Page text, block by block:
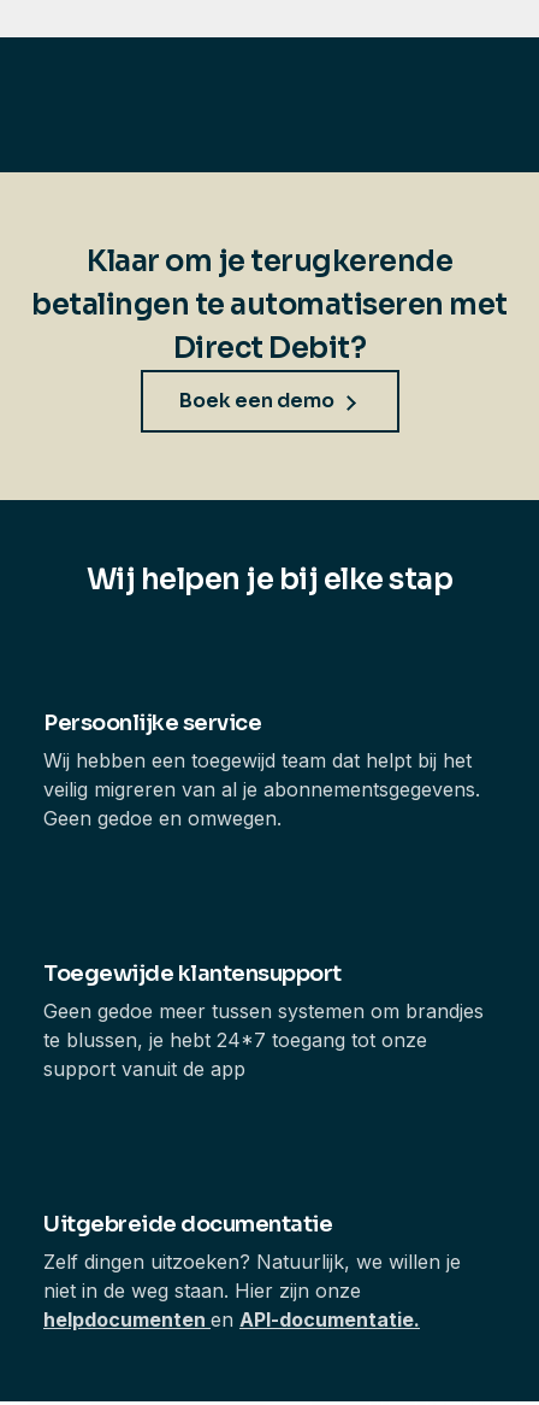
Klaar om je terugkerende
betalingen te automatiseren met
Direct Debit?
Boek een demo
Wij helpen je bij elke stap
Persoonlijke service
Wij hebben een toegewijd team dat helpt bij het
veilig migreren van al je abonnementsgegevens.
Geen gedoe en omwegen.
Toegewijde klantensupport
Geen gedoe meer tussen systemen om brandjes
te blussen, je hebt 24*7 toegang tot onze
support vanuit de app
Uitgebreide documentatie
Zelf dingen uitzoeken? Natuurlijk, we willen je
niet in de weg staan. Hier zijn onze
helpdocumenten en API-documentatie.